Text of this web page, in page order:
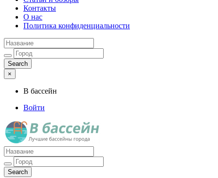
Контакты
О нас
Политика конфиденциальности
×
В бассейн
Войти
Лучшие бассейны города